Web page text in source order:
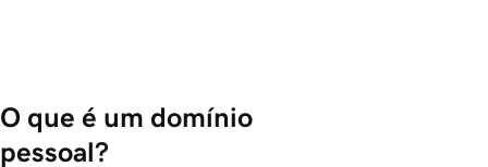
O que é um domínio
pessoal?